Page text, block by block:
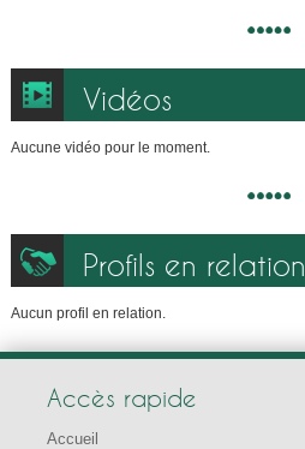
Vidéos
Aucune vidéo pour le moment.
Profils en relation
Aucun profil en relation.
Accès rapide
Accueil